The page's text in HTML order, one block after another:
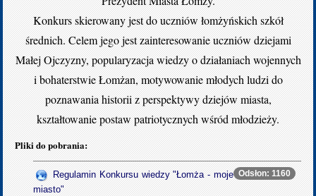
Konkurs skierowany jest do uczniów łomżyńskich szkół
średnich. Celem jego jest zainteresowanie uczniów dziejami
Małej Ojczyzny, popularyzacja wiedzy o działaniach wojennych
i bohaterstwie Łomżan, motywowanie młodych ludzi do
poznawania historii z perspektywy dziejów miasta,
kształtowanie postaw patriotycznych wśród młodzieży.
Pliki do pobrania:
Odsłon: 1160
Regulamin Konkursu wiedzy "Łomża - moje
miasto"